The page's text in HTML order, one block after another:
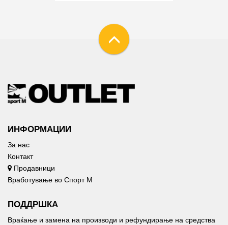
ИНФОРМАЦИИ
За нас
Контакт
Продавници
Вработување во Спорт М
ПОДДРШКА
Враќање и замена на производи и рефундирање на средства